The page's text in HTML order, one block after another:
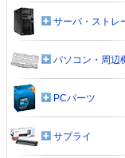
サーバ・ストレ
パソコン・周辺
PCパーツ
サプライ